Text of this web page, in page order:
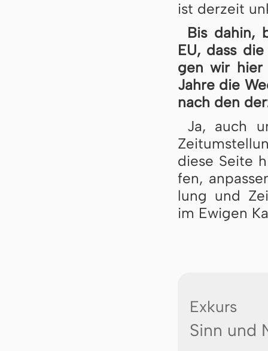
ist der­zeit
Bis dahin,
EU, dass
gen wir hier
Jah­re die
nach den
Ja, auch
die­se Sei­te
fen,
lung und
im Ewigen
Exkurs
Sinn und